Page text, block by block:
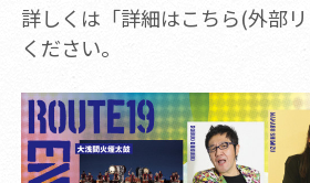
詳しくは「詳細はこちら(外部
ください。